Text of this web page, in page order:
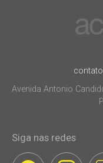
Avenida Antonio
Siga nas redes